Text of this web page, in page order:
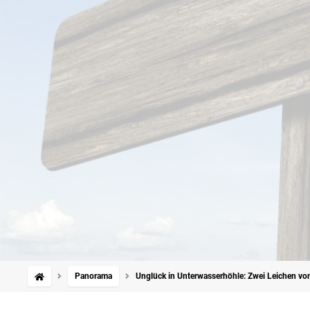
Panorama Unglück in Unterwasserhöhle: Zwei Leichen